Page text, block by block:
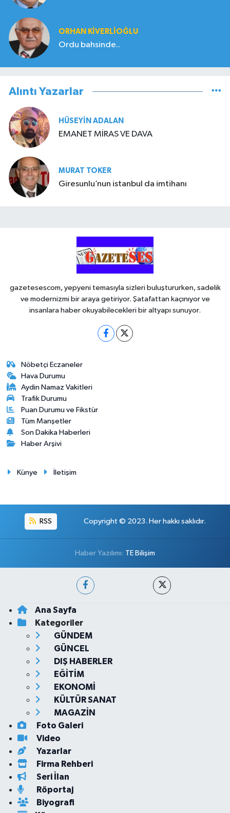
ORHAN KIVERLIOĞLU
Ordu bahsinde..
Alıntı Yazarlar
HÜSEYIN ADALAN
EMANET MİRAS VE DAVA
MURAT TOKER
Giresunlu’nun istanbul da imtihanı
gazetesescom, yepyeni temasıyla sizleri buluştururken, sadelik
ve modernizmi bir araya getiriyor. Şatafattan kaçınıyor ve
insanlara haber okuyabilecekleri bir altyapı sunuyor.
Nöbetçi Eczaneler
Hava Durumu
Aydin Namaz Vakitleri
Trafik Durumu
Puan Durumu ve Fikstür
Tüm Manşetler
Son Dakika Haberleri
Haber Arşivi
Künye İletişim
RSS Copyright © 2023. Her hakkı saklıdır.
Haber Yazılımı: TE Bilişim
Ana Sayfa
Kategoriler
GÜNDEM
GÜNCEL
DIŞ HABERLER
EĞİTİM
EKONOMİ
KÜLTÜR SANAT
MAGAZİN
Foto Galeri
Video
Yazarlar
Firma Rehberi
Seri İlan
Röportaj
Biyografi